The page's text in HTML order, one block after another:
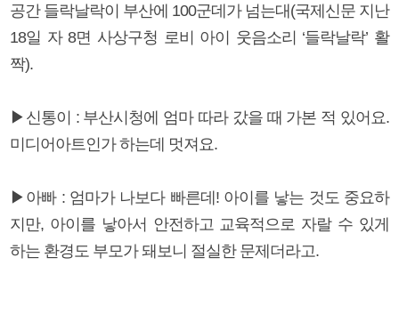
공간 들락날락이 부산에 100군데가 넘는대(국제신문 지난
18일 자 8면 사상구청 로비 아이 웃음소리 ‘들락날락’ 활
짝).
▶신통이 : 부산시청에 엄마 따라 갔을 때 가본 적 있어요.
미디어아트인가 하는데 멋져요.
▶아빠 : 엄마가 나보다 빠른데! 아이를 낳는 것도 중요하
지만, 아이를 낳아서 안전하고 교육적으로 자랄 수 있게
하는 환경도 부모가 돼보니 절실한 문제더라고.